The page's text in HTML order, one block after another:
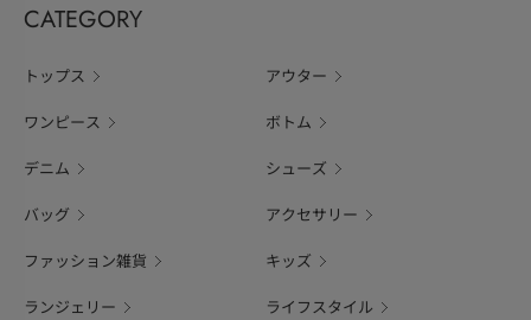
CATEGORY
トップス アウター
ワンピース ボトム
デニム シューズ
バッグ アクセサリー
ファッション雑貨 キッズ
ランジェリー ライフスタイル